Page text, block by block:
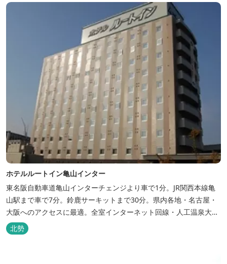
ホテルルートイン亀山インター
東名阪自動車道亀山インターチェンジより車で1分。JR関西本線亀
山駅まで車で7分。鈴鹿サーキットまで30分。県内各地・名古屋・
大阪へのアクセスに最適。全室インターネット回線・人工温泉大浴
場・無料平面駐車場89台完備。
北勢